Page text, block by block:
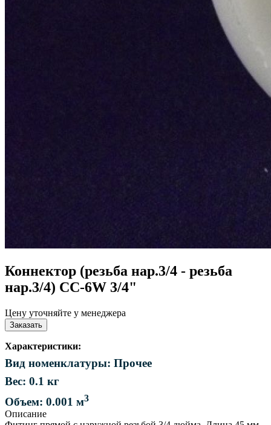
Коннектор (резьба нар.3/4 - резьба
нар.3/4) CC-6W 3/4"
Цену уточняйте у менеджера
Заказать
Характеристики:
Вид номенклатуры: Прочее
Вес: 0.1 кг
Объем: 0.001 м3
Описание